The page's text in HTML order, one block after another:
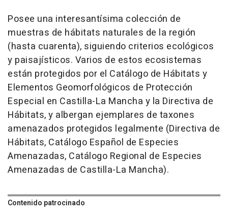
Posee una interesantísima colección de
muestras de hábitats naturales de la región
(hasta cuarenta), siguiendo criterios ecológicos
y paisajísticos. Varios de estos ecosistemas
están protegidos por el Catálogo de Hábitats y
Elementos Geomorfológicos de Protección
Especial en Castilla-La Mancha y la Directiva de
Hábitats, y albergan ejemplares de taxones
amenazados protegidos legalmente (Directiva de
Hábitats, Catálogo Español de Especies
Amenazadas, Catálogo Regional de Especies
Amenazadas de Castilla-La Mancha).
Contenido patrocinado